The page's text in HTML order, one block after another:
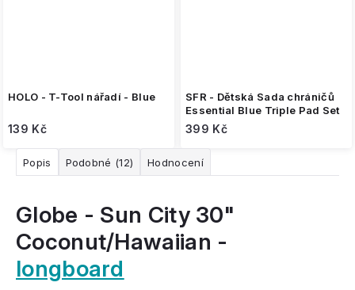
HOLO - T-Tool nářadí - Blue
139 Kč
SFR - Dětská Sada chráničů
Essential Blue Triple Pad Set
399 Kč
Popis Podobné (12) Hodnocení
Globe - Sun City 30"
Coconut/Hawaiian -
longboard